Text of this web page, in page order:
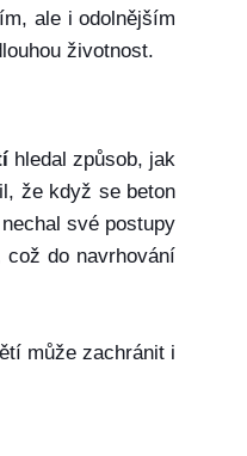
ale i odolnějším
životnost.
hledal způsob, jak
že když se beton
své postupy
do navrhování
může zachránit i